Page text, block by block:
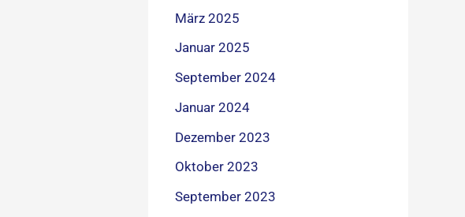
März 2025
Januar 2025
September 2024
Januar 2024
Dezember 2023
Oktober 2023
September 2023